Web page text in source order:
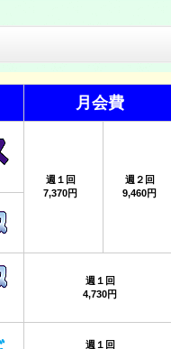
月会費
週１回
7,370円
週２回
9,460円
週１回
4,730円
週１回